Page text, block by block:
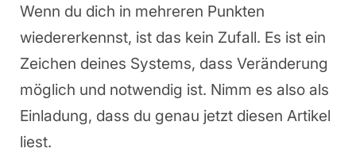
Wenn du dich in mehreren Punkten
wiedererkennst, ist das kein Zufall. Es ist ein
Zeichen deines Systems, dass Veränderung
möglich und notwendig ist. Nimm es also als
Einladung, dass du genau jetzt diesen Artikel
liest.